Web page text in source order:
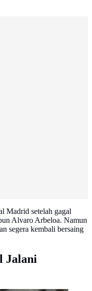
Madrid setelah gagal
Alvaro Arbeloa. Namun
segera kembali bersaing
Jalani